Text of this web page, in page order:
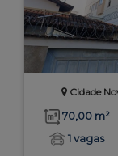
Cidade
70,00 m²
1 vagas